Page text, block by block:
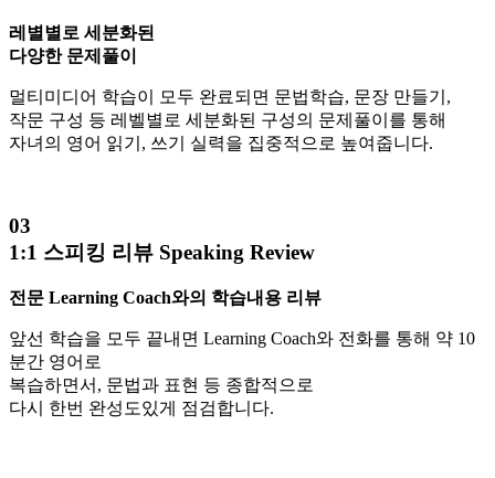
레별별로 세분화된
다양한 문제풀이
멀티미디어 학습이 모두 완료되면 문법학습, 문장 만들기,
작문 구성 등 레벨별로 세분화된 구성의 문제풀이 를 통해
자녀의 영어 읽기, 쓰기 실력을 집중적으로 높여줍니다.
03
1:1 스피킹 리뷰 Speaking Review
전문 Learning Coach와의 학습내용 리뷰
앞선 학습을 모두 끝내면 Learning Coach와 전화를 통해 약 10
분간 영어로
복습하면서, 문법과 표현 등 종합적으로
다시 한번 완성도있게 점검합니다.